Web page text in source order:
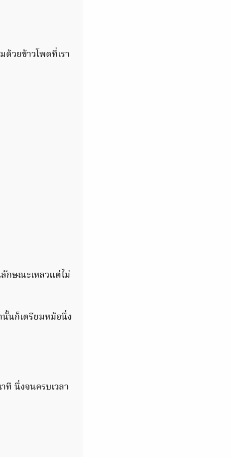
วยข้าวโพดที่เรา
ลักษณะเหลวแต่ไม่
นั้นก็เตรียมหม้อนึ่ง
ที นึ่งจนครบเวลา